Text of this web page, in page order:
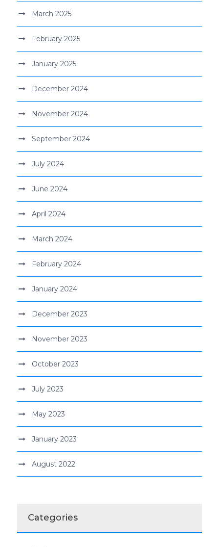
March 2025
February 2025
January 2025
December 2024
November 2024
September 2024
July 2024
June 2024
April 2024
March 2024
February 2024
January 2024
December 2023
November 2023
October 2023
July 2023
May 2023
January 2023
August 2022
Categories